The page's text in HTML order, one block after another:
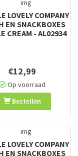
LOVELY COMPANY
EN SNACKBOXES
CREAM - AL02934
€12,99
Op voorraad
Bestellen
LOVELY COMPANY
EN SNACKBOXES